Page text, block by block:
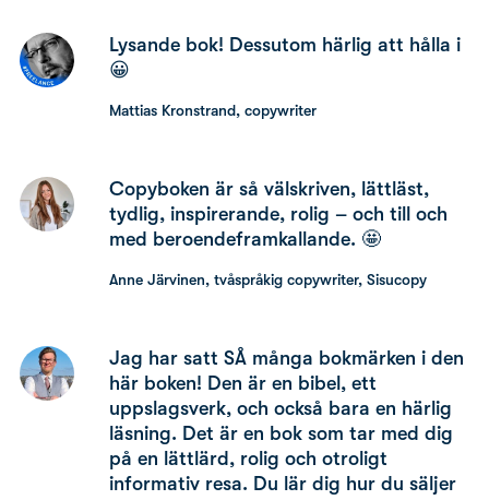
Lysande bok! Dessutom härlig att hålla i
😀
Mattias Kronstrand, copywriter
Copyboken är så välskriven, lättläst,
tydlig, inspirerande, rolig – och till och
med beroendeframkallande. 🤩
Anne Järvinen, tvåspråkig copywriter, Sisucopy
Jag har satt SÅ många bokmärken i den
här boken! Den är en bibel, ett
uppslagsverk, och också bara en härlig
läsning. Det är en bok som tar med dig
på en lättlärd, rolig och otroligt
informativ resa. Du lär dig hur du säljer